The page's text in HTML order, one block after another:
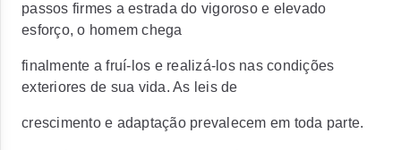
passos firmes a estrada do vigoroso e elevado
esforço, o homem chega
finalmente a fruí-los e realizá-los nas condições
exteriores de sua vida. As leis de
crescimento e adaptação prevalecem em toda parte.